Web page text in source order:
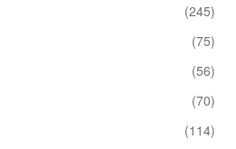
(245)
(75)
(56)
(70)
(114)